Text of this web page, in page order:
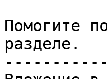
Помогите
разделе.
-----------